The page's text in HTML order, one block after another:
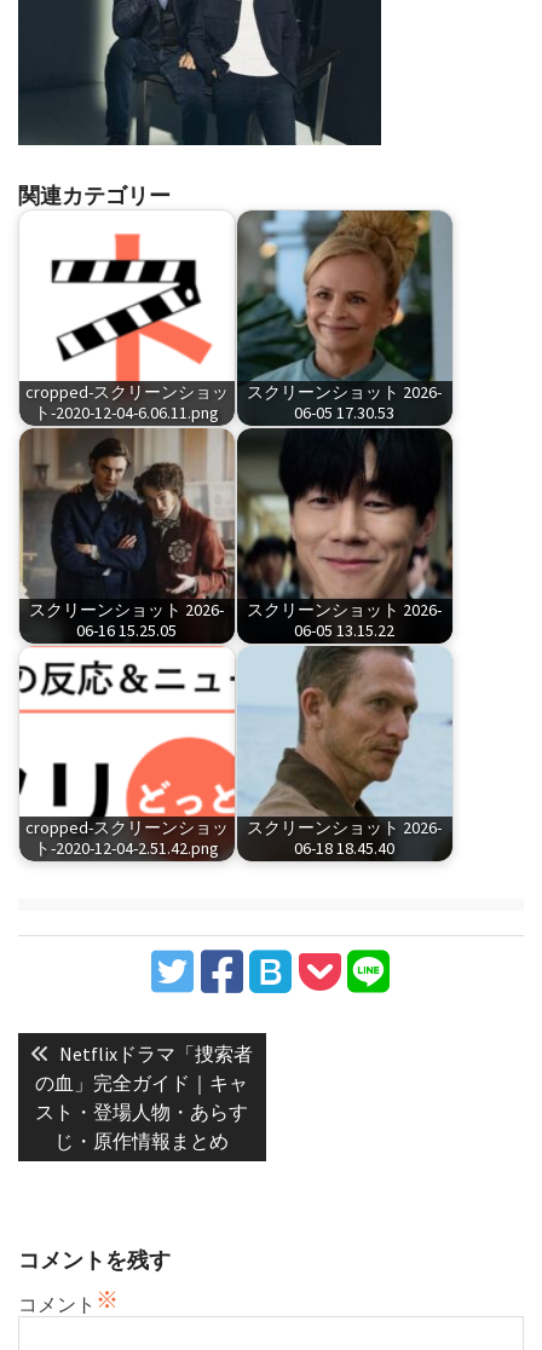
関連カテゴリー
cropped-スクリーンショッ
ト-2020-12-04-6.06.11.png
スクリーンショット 2026-
06-05 17.30.53
スクリーンショット 2026-
06-16 15.25.05
スクリーンショット 2026-
06-05 13.15.22
cropped-スクリーンショッ
ト-2020-12-04-2.51.42.png
スクリーンショット 2026-
06-18 18.45.40
稿
ナ
ビ
ン
Previous
post:
Netflixドラマ「捜索者
の血」完全ガイド｜キャ
スト・登場人物・あらす
じ・原作情報まとめ
コメントを残す
コメント ※